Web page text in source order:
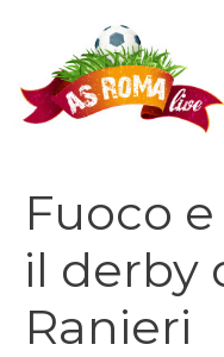
contenuto
Fuoco
il derby
Ranieri